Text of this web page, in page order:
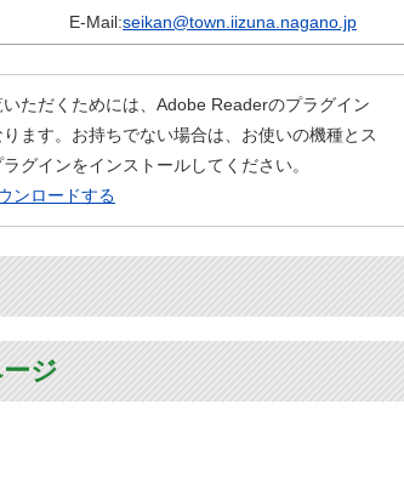
E-Mail:seikan@town.iizuna.nagano.jp
ただくためには、Adobe Readerのプラグイン
ります。お持ちでない場合は、お使いの機種とス
グインをインストールしてください。
ンロードする
ジ